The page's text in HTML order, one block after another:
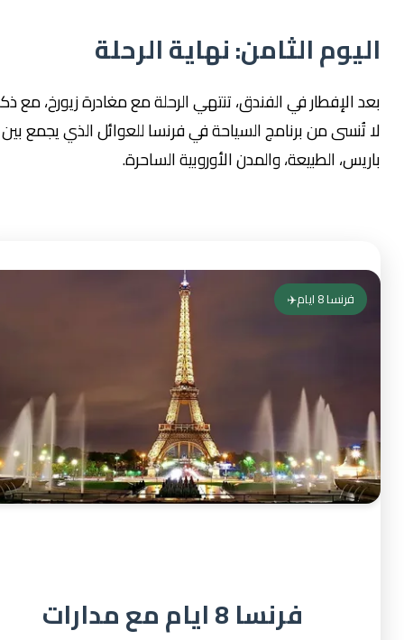
الثامن: نهاية الرحلة
في الفندق، تنتهي الرحلة مع مغادرة زيورخ، مع ذكريات
من برنامج السياحة في فرنسا للعوائل الذي يجمع بين
الطبيعة، والمدن الأوروبية الساحرة.
فرنسا 8 ايام مع مدارات